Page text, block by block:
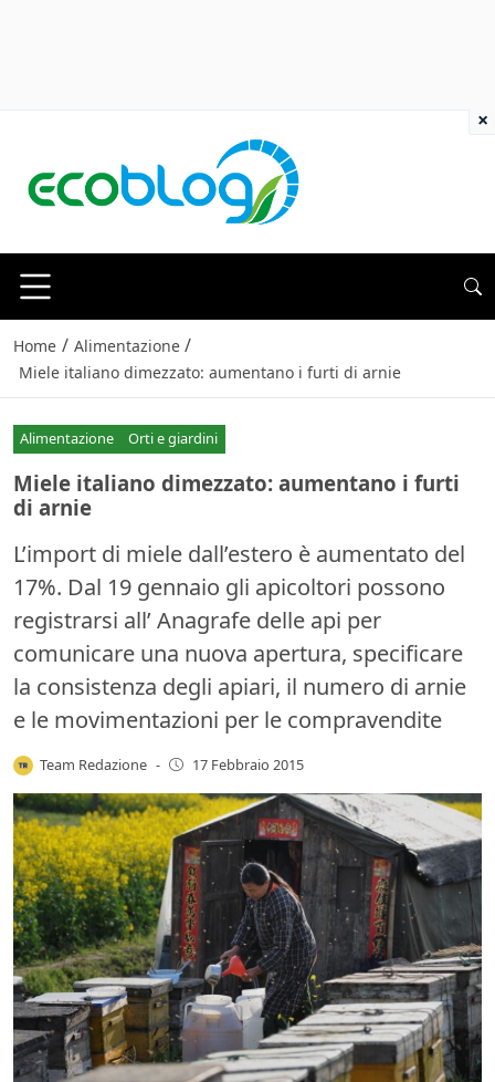
Home / Alimentazione /
Miele italiano dimezzato: aumentano i furti di arnie
Alimentazione Orti e giardini
Miele italiano dimezzato: aumentano i furti
di arnie
L’import di miele dall’estero è aumentato del
17%. Dal 19 gennaio gli apicoltori possono
registrarsi all’ Anagrafe delle api per
comunicare una nuova apertura, specificare
la consistenza degli apiari, il numero di arnie
e le movimentazioni per le compravendite
Team Redazione - 17 Febbraio 2015
×